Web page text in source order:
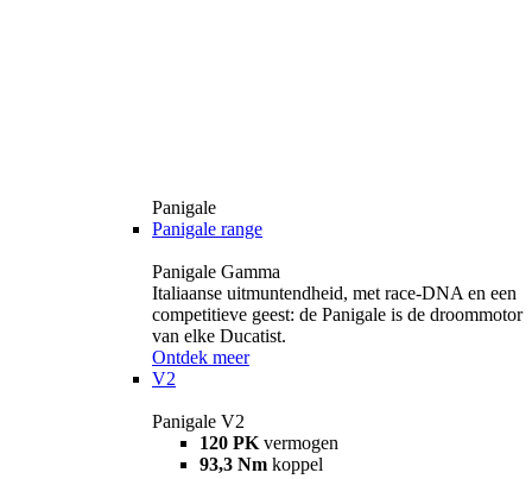
Panigale
Panigale range
Panigale Gamma
Italiaanse uitmuntendheid, met race-DNA en een
competitieve geest: de Panigale is de droommotor
van elke Ducatist.
Ontdek meer
V2
Panigale V2
120 PK vermogen
93,3 Nm koppel